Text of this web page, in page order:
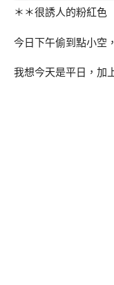
＊＊很誘人的粉紅色
今日下午偷到點小空
我想今天是平日，加